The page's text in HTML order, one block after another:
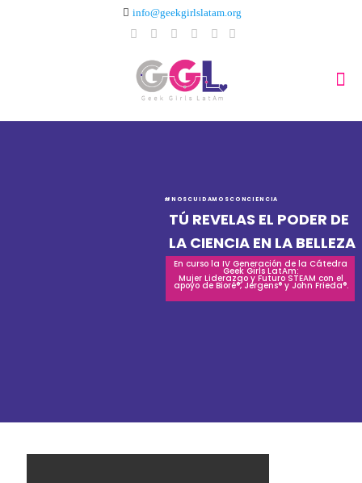
info@geekgirlslatam.org
TÚ REVELAS EL PODER DE
LA CIENCIA EN LA BELLEZA
#NOSCUIDAMOSCONCIENCIA
En curso la IV Generación de la Cátedra
Geek Girls LatAm:
Mujer Liderazgo y Futuro STEAM con el
apoyo de Bioré®, Jergens® y John Frieda®.